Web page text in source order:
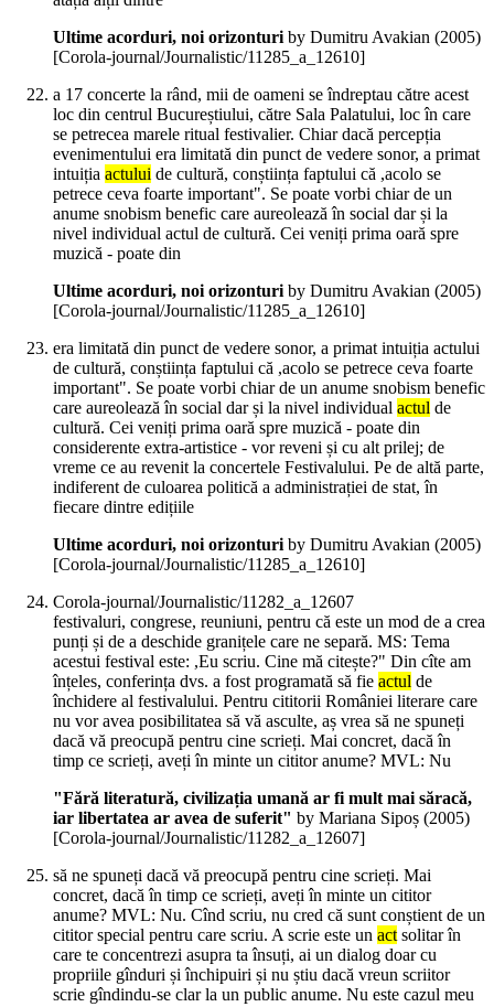
Ultime acorduri, noi orizonturiby Dumitru Avakian (2005)
[Corola-journal/Journalistic/11285_a_12610]
a 17 concerte la rând, mii de oameni se îndreptau către acest
loc din centrul Bucureștiului, către Sala Palatului, loc în care
se petrecea marele ritual festivalier. Chiar dacă percepția
evenimentului era limitată din punct de vedere sonor, a primat
intuiția actului de cultură, conștiința faptului că ,acolo se
petrece ceva foarte important". Se poate vorbi chiar de un
anume snobism benefic care aureolează în social dar și la
nivel individual actul de cultură. Cei veniți prima oară spre
muzică - poate din
Ultime acorduri, noi orizonturiby Dumitru Avakian (2005)
[Corola-journal/Journalistic/11285_a_12610]
era limitată din punct de vedere sonor, a primat intuiția actului
de cultură, conștiința faptului că ,acolo se petrece ceva foarte
important". Se poate vorbi chiar de un anume snobism benefic
care aureolează în social dar și la nivel individual actul de
cultură. Cei veniți prima oară spre muzică - poate din
considerente extra-artistice - vor reveni și cu alt prilej; de
vreme ce au revenit la concertele Festivalului. Pe de altă parte,
indiferent de culoarea politică a administrației de stat, în
fiecare dintre edițiile
Ultime acorduri, noi orizonturiby Dumitru Avakian (2005)
[Corola-journal/Journalistic/11285_a_12610]
Corola-journal/Journalistic/11282_a_12607
festivaluri, congrese, reuniuni, pentru că este un mod de a crea
punți și de a deschide granițele care ne separă. MS: Tema
acestui festival este: ,Eu scriu. Cine mă citește?" Din cîte am
înțeles, conferința dvs. a fost programată să fie actul de
închidere al festivalului. Pentru cititorii României literare care
nu vor avea posibilitatea să vă asculte, aș vrea să ne spuneți
dacă vă preocupă pentru cine scrieți. Mai concret, dacă în
timp ce scrieți, aveți în minte un cititor anume? MVL: Nu
"Fără literatură, civilizația umană ar fi mult mai săracă,
iar libertatea ar avea de suferit" by Mariana Sipoș (2005)
[Corola-journal/Journalistic/11282_a_12607]
să ne spuneți dacă vă preocupă pentru cine scrieți. Mai
concret, dacă în timp ce scrieți, aveți în minte un cititor
anume? MVL: Nu. Cînd scriu, nu cred că sunt conștient de un
cititor special pentru care scriu. A scrie este un actsolitar în
care te concentrezi asupra ta însuți, ai un dialog doar cu
propriile gînduri și închipuiri și nu știu dacă vreun scriitor
scrie gîndindu-se clar la un public anume. Nu este cazul meu